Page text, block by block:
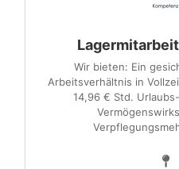
Wir bieten: Ein
Arbeitsverhältnis in
14,96 € Std.